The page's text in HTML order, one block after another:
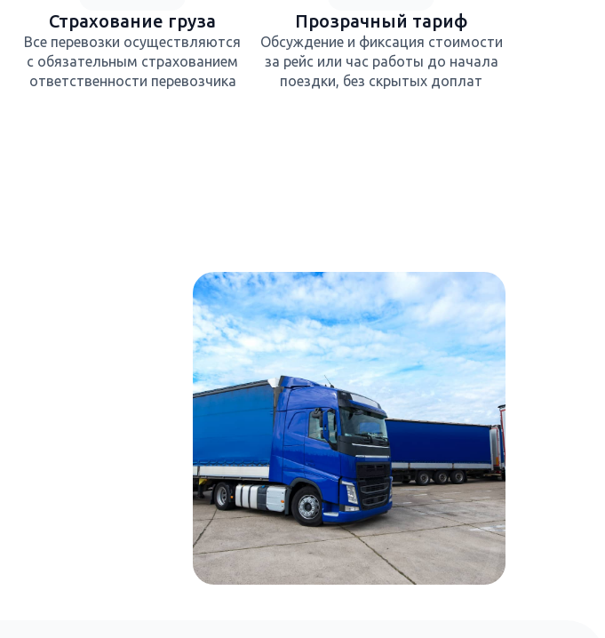
Страхование груза
Все перевозки осуществляются
с обязательным страхованием
ответственности перевозчика
Прозрачный тариф
Обсуждение и фиксация стоимости
за рейс или час работы до начала
поездки, без скрытых доплат